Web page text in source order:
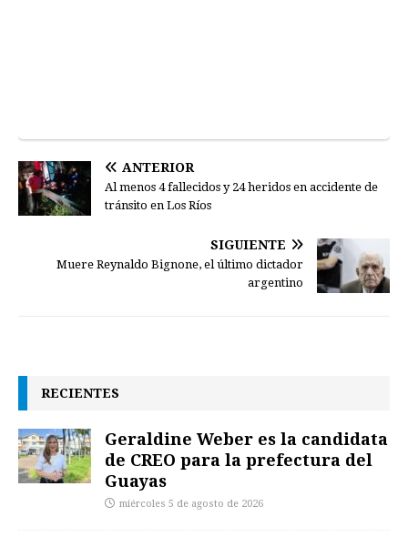
ANTERIOR
Al menos 4 fallecidos y 24 heridos en accidente de
tránsito en Los Ríos
SIGUIENTE
Muere Reynaldo Bignone, el último dictador
argentino
RECIENTES
Geraldine Weber es la candidata
de CREO para la prefectura del
Guayas
miércoles 5 de agosto de 2026